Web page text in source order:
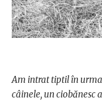
Am intrat tiptil în
câinele, un ciobănesc